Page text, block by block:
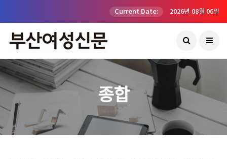
Current Date: 2026년 08월 06일
종합